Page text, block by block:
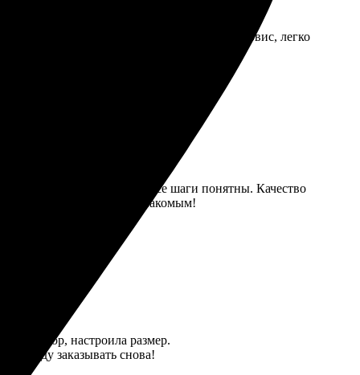
все пришло в срок. Удобный онлайн-сервис, легко
простой и интуитивный, все шаги понятны. Качество
Рекомендую друзьям и знакомым!
редактор, настроила размер.
буду заказывать снова!